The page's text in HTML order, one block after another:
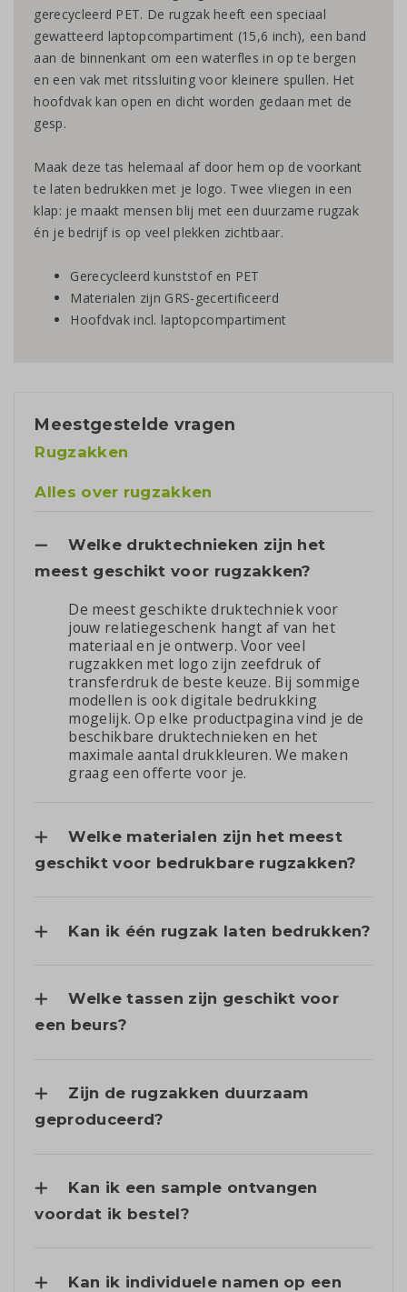
gerecycleerd PET. De rugzak heeft een speciaal
gewatteerd laptopcompartiment (15,6 inch), een band
aan de binnenkant om een waterfles in op te bergen
en een vak met ritssluiting voor kleinere spullen. Het
hoofdvak kan open en dicht worden gedaan met de
gesp.
Maak deze tas helemaal af door hem op de voorkant
te laten bedrukken met je logo. Twee vliegen in een
klap: je maakt mensen blij met een duurzame rugzak
én je bedrijf is op veel plekken zichtbaar.
Gerecycleerd kunststof en PET
Materialen zijn GRS-gecertificeerd
Hoofdvak incl. laptopcompartiment
Meestgestelde vragen
Rugzakken
Alles over rugzakken
Welke druktechnieken zijn het
meest geschikt voor rugzakken?
De meest geschikte druktechniek voor
jouw relatiegeschenk hangt af van het
materiaal en je ontwerp. Voor veel
rugzakken met logo zijn zeefdruk of
transferdruk de beste keuze. Bij sommige
modellen is ook digitale bedrukking
mogelijk. Op elke productpagina vind je de
beschikbare druktechnieken en het
maximale aantal drukkleuren. We maken
graag een offerte voor je.
Welke materialen zijn het meest
geschikt voor bedrukbare rugzakken?
Kan ik één rugzak laten bedrukken?
Welke tassen zijn geschikt voor
een beurs?
Zijn de rugzakken duurzaam
geproduceerd?
Kan ik een sample ontvangen
voordat ik bestel?
Kan ik individuele namen op een